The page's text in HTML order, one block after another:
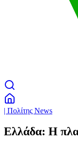
| Πολίτης News
Ελλάδα: Η